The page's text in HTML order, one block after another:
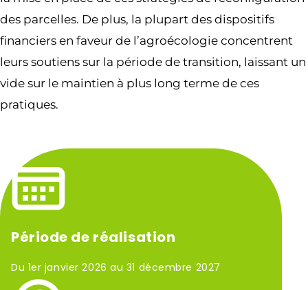
des parcelles. De plus, la plupart des dispositifs
financiers en faveur de l’agroécologie concentrent
leurs soutiens sur la période de transition, laissant un
vide sur le maintien à plus long terme de ces
pratiques.
Période de réalisation
Du 1er janvier 2026 au 31 décembre 2027